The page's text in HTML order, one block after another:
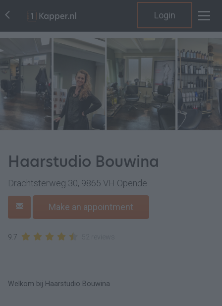
Login
Haarstudio Bouwina
Drachtsterweg 30, 9865 VH Opende
Make an appointment
9.7
Welkom bij Haarstudio Bouwina